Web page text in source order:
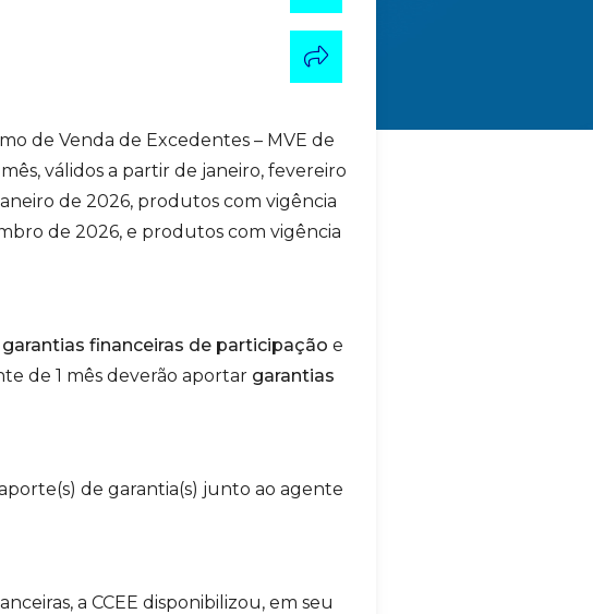
de Venda de Excedentes – MVE de
válidos a partir de janeiro, fevereiro
de 2026, produtos com vigência
de 2026, e produtos com vigência
garantias financeiras de participação e
de 1 mês deverão aportar garantias
de garantia(s) junto ao agente
a CCEE disponibilizou, em seu